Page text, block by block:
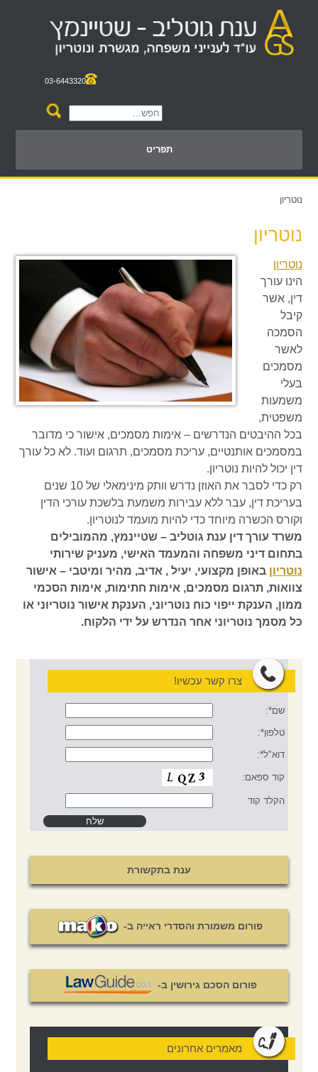
03-6443320
תפריט
נוטריון
נוטריון
נוטריון
הינו עורך
דין, אשר
קיבל
הסמכה
לאשר
מסמכים
בעלי
משמעות
משפטית,
בכל ההיבטים הנדרשים – אימות מסמכים, אישור כי מדובר
במסמכים אותנטיים, עריכת מסמכים, תרגום ועוד. לא כל עורך
דין יכול להיות נוטריון.
רק כדי לסבר את האוזן נדרש וותק מינימאלי של 10 שנים
בעריכת דין, עבר ללא עבירות משמעת בלשכת עורכי הדין
וקורס הכשרה מיוחד כדי להיות מועמד לנוטריון.
משרד עורך דין ענת גוטליב – שטיינמץ, מהמובילים
בתחום דיני משפחה והמעמד האישי, מעניק שירותי
נוטריון באופן מקצועי, יעיל , אדיב, מהיר ומיטבי – אישור
צוואות, תרגום מסמכים, אימות חתימות, אימות הסכמי
ממון, הענקת ייפוי כוח נוטריוני, הענקת אישור נוטריוני או
כל מסמך נוטריוני אחר הנדרש על ידי הלקוח.
צרו קשר עכשיו!
שם*:
טלפון*:
דוא"ל*:
קוד ספאם:
הקלד קוד
ענת בתקשורת
פורום משמורת והסדרי ראייה ב-
פורום הסכם גירושין ב-
מאמרים אחרונים